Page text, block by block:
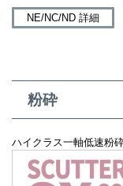
NE/NC/ND 詳細
粉砕
ハイクラス一軸低速粉